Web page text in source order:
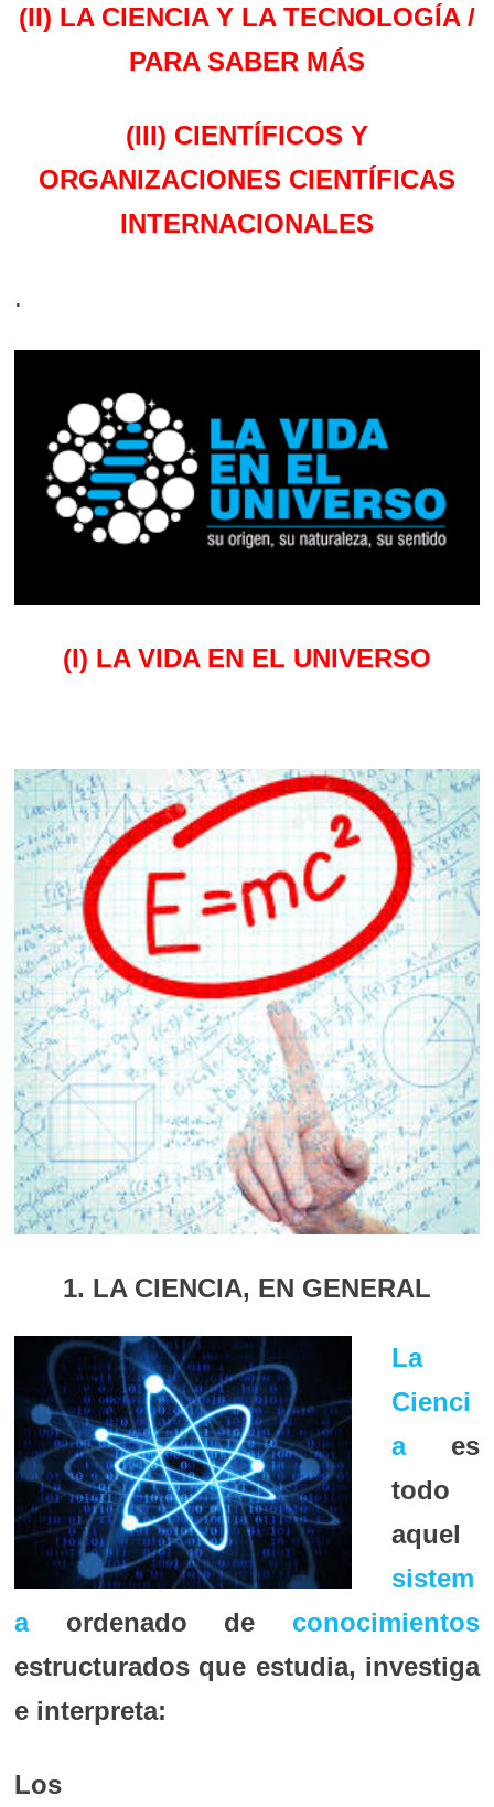
(II) LA CIENCIA Y LA TECNOLOGÍA /
PARA SABER MÁS
(III) CIENTÍFICOS Y
ORGANIZACIONES CIENTÍFICAS
INTERNACIONALES
.
(I) LA VIDA EN EL UNIVERSO
1. LA CIENCIA, EN GENERAL
La
Cienci
aes
todo
aquel
sistem
aordenado de conocimientos
estructurados que estudia, investiga
e interpreta:
Los